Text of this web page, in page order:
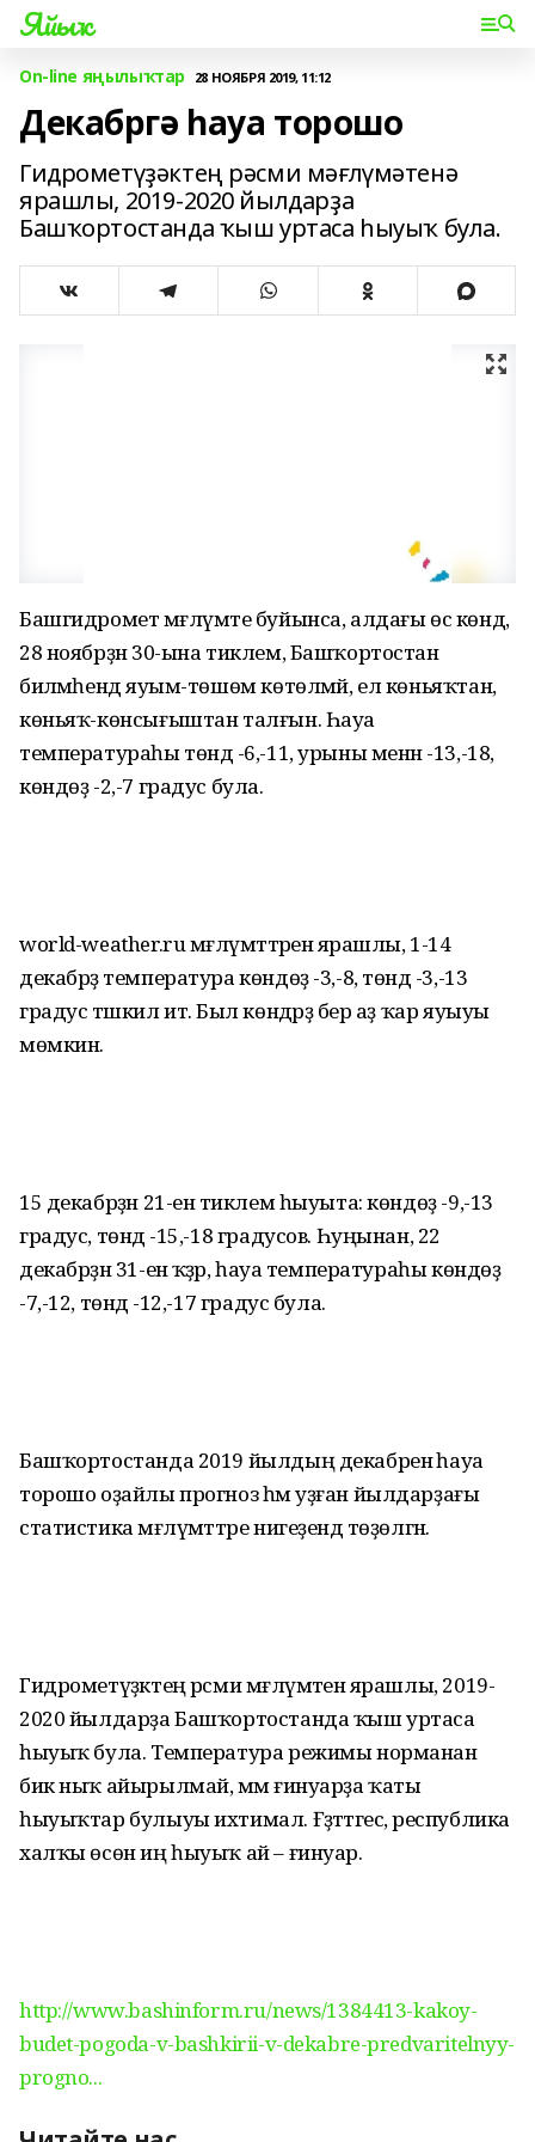
Яйыҡ
On-line яңылыҡтар 28 НОЯБРЯ 2019, 11:12
Декабргә һауа торошо
Гидрометүҙәктең рәсми мәғлүмәтенә
ярашлы, 2019-2020 йылдарҙа
Башҡортостанда ҡыш уртаса һыуыҡ була.
Башгидромет мәғлүмәте буйынса, алдағы өс көндә,
28 ноябрҙән 30-ына тиклем, Башҡортостан
биләмәһендә яуым-төшөм көтөлмәй, ел көньяҡтан,
көньяҡ-көнсығыштан талғын. Һауа
температураһы төндә -6,-11, урыны менән -13,-18,
көндөҙ -2,-7 градус була.
world-weather.ru мәғлүмәттәренә ярашлы, 1-14
декабрҙә температура көндөҙ -3,-8, төндә -3,-13
градус тәшкил итә. Был көндәрҙә бер аҙ ҡар яуыуы
мөмкин.
15 декабрҙән 21-енә тиклем һыуыта: көндөҙ -9,-13
градус, төндә -15,-18 градусов. Һуңынан, 22
декабрҙән 31-енә ҡәҙәр, һауа температураһы көндөҙ
-7,-12, төндә -12,-17 градус була.
Башҡортостанда 2019 йылдың декабренә һауа
торошо оҙайлы прогноз һәм уҙған йылдарҙағы
статистика мәғлүмәттәре нигеҙендә төҙөлгән.
Гидрометүҙәктең рәсми мәғлүмәтенә ярашлы, 2019-
2020 йылдарҙа Башҡортостанда ҡыш уртаса
һыуыҡ була. Температура режимы норманан
бик ныҡ айырылмай, әммә ғинуарҙа ҡаты
һыуыҡтар булыуы ихтимал. Ғәҙәттәгесә, республика
халҡы өсөн иң һыуыҡ ай – ғинуар.
http://www.bashinform.ru/news/1384413-kakoy-
budet-pogoda-v-bashkirii-v-dekabre-predvaritelnyy-
progno...